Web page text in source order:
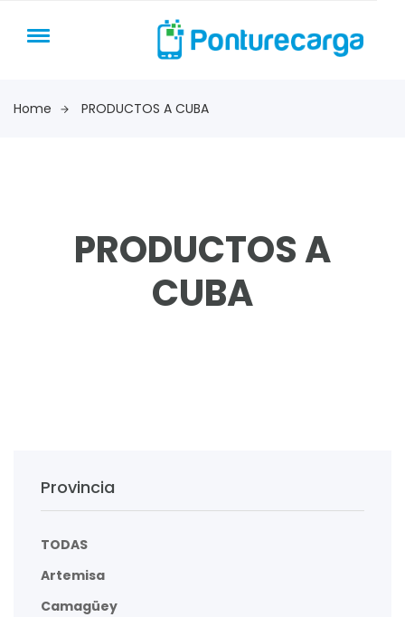
Home PRODUCTOS A CUBA
PRODUCTOS A
CUBA
Provincia
TODAS
Artemisa
Camagüey